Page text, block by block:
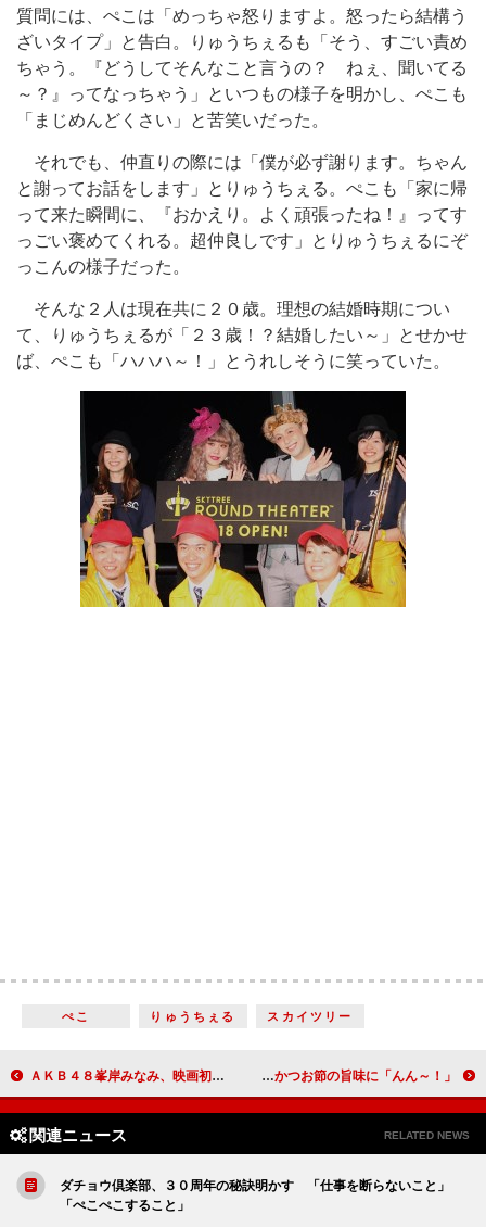
質問には、ぺこは「めっちゃ怒りますよ。怒ったら結構う
ざいタイプ」と告白。りゅうちぇるも「そう、すごい責め
ちゃう。『どうしてそんなこと言うの？ ねぇ、聞いてる
～？』ってなっちゃう」といつもの様子を明かし、ぺこも
「まじめんどくさい」と苦笑いだった。
それでも、仲直りの際には「僕が必ず謝ります。ちゃん
と謝ってお話をします」とりゅうちぇる。ぺこも「家に帰
って来た瞬間に、『おかえり。よく頑張ったね！』ってす
っごい褒めてくれる。超仲良しです」とりゅうちぇるにぞ
っこんの様子だった。
そんな２人は現在共に２０歳。理想の結婚時期につい
て、りゅうちぇるが「２３歳！？結婚したい～」とせかせ
ば、ぺこも「ハハハ～！」とうれしそうに笑っていた。
ぺこ りゅうちぇる スカイツリー
ＡＫＢ４８峯岸みなみ、映画初主演でセンターの重責実感 「将来が不安でまだ卒業はできない」 ディーン・フジオカ、日本のＴＶＣＭに初出演 かつお節の旨味に「んん～！」
関連ニュース RELATED NEWS
ダチョウ倶楽部、３０周年の秘訣明かす 「仕事を断らないこと」
「ぺこぺこすること」